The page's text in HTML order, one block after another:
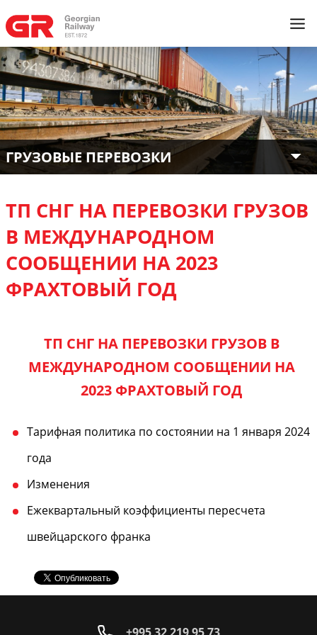
ГРУЗОВЫЕ ПЕРЕВОЗКИ
ТП СНГ НА ПЕРЕВОЗКИ ГРУЗОВ
В МЕЖДУНАРОДНОМ
СООБЩЕНИИ НА 2023
ФРАХТОВЫЙ ГОД
ТП СНГ НА ПЕРЕВОЗКИ ГРУЗОВ В
МЕЖДУНАРОДНОМ СООБЩЕНИИ НА
2023 ФРАХТОВЫЙ ГОД
Тарифная политика по состоянии на 1 января 2024
года
Изменения
Ежеквартальный коэффициенты пересчета
швейцарского франка